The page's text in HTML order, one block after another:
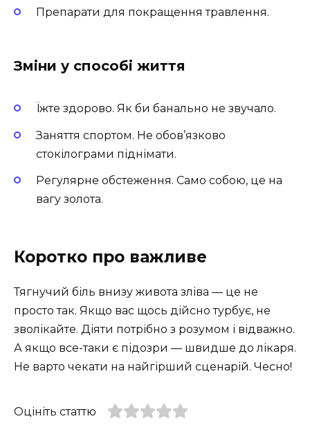
Препарати для покращення травлення.
Зміни у способі життя
Їжте здорово. Як би банально не звучало.
Заняття спортом. Не обов’язково
стокілограми піднімати.
Регулярне обстеження. Само собою, це на
вагу золота.
Коротко про важливе
Тягнучий біль внизу живота зліва — це не
просто так. Якщо вас щось дійсно турбує, не
зволікайте. Діяти потрібно з розумом і відважно.
А якщо все-таки є підозри — швидше до лікаря.
Не варто чекати на найгірший сценарій. Чесно!
Оцініть статтю